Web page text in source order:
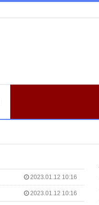
2023.01.12 10:16
2023.01.12 10:16